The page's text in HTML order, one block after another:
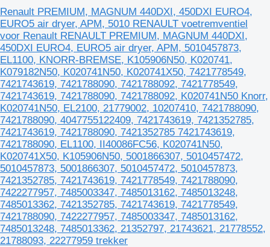
Renault PREMIUM, MAGNUM 440DXI, 450DXI EURO4,
EURO5 air dryer, APM, 5010 RENAULT voetremventiel
voor Renault RENAULT PREMIUM, MAGNUM 440DXI,
450DXI EURO4, EURO5 air dryer, APM, 5010457873,
EL1100, KNORR-BREMSE, K105906N50, K020741,
K079182N50, K020741N50, K020741X50, 7421778549,
7421743619, 7421788090, 7421788092, 7421778549,
7421743619, 7421788090, 7421788092, K020741N50 Knorr,
K020741N50, EL2100, 21779002, 10207410, 7421788090,
7421788090, 4047755122409, 7421743619, 7421352785,
7421743619, 7421788090, 7421352785 7421743619,
7421788090, EL1100, II40086FC56, K020741N50,
K020741X50, K105906N50, 5001866307, 5010457472,
5010457873, 5001866307, 5010457472, 5010457873,
7421352785, 7421743619, 7421778549, 7421788090,
7422277957, 7485003347, 7485013162, 7485013248,
7485013362, 7421352785, 7421743619, 7421778549,
7421788090, 7422277957, 7485003347, 7485013162,
7485013248, 7485013362, 21352797, 21743621, 21778552,
21788093, 22277959 trekker